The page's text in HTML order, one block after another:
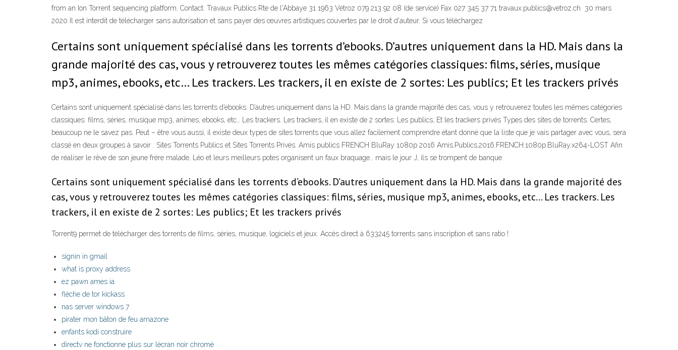
from an Ion Torrent sequencing platform. Contact. Travaux Publics Rte de l'Abbaye 31 1963 Vétroz 079 213 92 08 (de service) Fax 027 345 37 71 travaux.publics@vetroz.ch 30 mars
2020 Il est interdit de télécharger sans autorisation et sans payer des œuvres artistiques couvertes par le droit d'auteur. Si vous téléchargez
Certains sont uniquement spécialisé dans les torrents d’ebooks. D’autres uniquement dans la HD. Mais dans la
grande majorité des cas, vous y retrouverez toutes les mêmes catégories classiques: films, séries, musique
mp3, animes, ebooks, etc… Les trackers. Les trackers, il en existe de 2 sortes: Les publics; Et les trackers privés
Certains sont uniquement spécialisé dans les torrents d’ebooks. D’autres uniquement dans la HD. Mais dans la grande majorité des cas, vous y retrouverez toutes les mêmes catégories
classiques: films, séries, musique mp3, animes, ebooks, etc… Les trackers. Les trackers, il en existe de 2 sortes: Les publics; Et les trackers privés Types des sites de torrents. Certes,
beaucoup ne le savez pas. Peut – être vous aussi, il existe deux types de sites torrents que vous allez facilement comprendre étant donné que la liste que je vais partager avec vous, sera
classé en deux groupes à savoir : Sites Torrents Publics et Sites Torrents Privés. Amis publics FRENCH BluRay 1080p 2016 Amis.Publics.2016.FRENCH.1080p.BluRay.x264-LOST Afin
de réaliser le rêve de son jeune frère malade, Léo et leurs meilleurs potes organisent un faux braquage… mais le jour J, ils se trompent de banque.
Certains sont uniquement spécialisé dans les torrents d’ebooks. D’autres uniquement dans la HD. Mais dans la grande majorité des
cas, vous y retrouverez toutes les mêmes catégories classiques: films, séries, musique mp3, animes, ebooks, etc… Les trackers. Les
trackers, il en existe de 2 sortes: Les publics; Et les trackers privés
Torrent9 permet de télécharger des torrents de films, séries, musique, logiciels et jeux. Accès direct à 633245 torrents sans inscription et sans ratio !
signin in gmail
what is proxy address
ez pawn ames ia
flèche de tor kickass
nas server windows 7
pirater mon bâton de feu amazone
enfants kodi construire
directv ne fonctionne plus sur lécran noir chromé